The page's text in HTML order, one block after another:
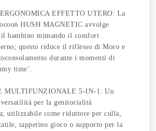
EFFETTO UTERO: La
HUSH MAGNETIC avvolge
il bambino mimando il comfort
questo riduce il riflesso di Moro e
durante i momenti di
time’.
MULTIFUNZIONALE 5-IN-1: Un
per la genitorialità
utilizzabile come riduttore per culla,
tappetino gioco o supporto per la